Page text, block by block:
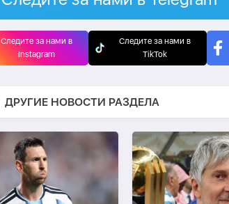
Следите за нами в
Instagram
Следите за нами в
TikTok
ДРУГИЕ НОВОСТИ РАЗДЕЛА